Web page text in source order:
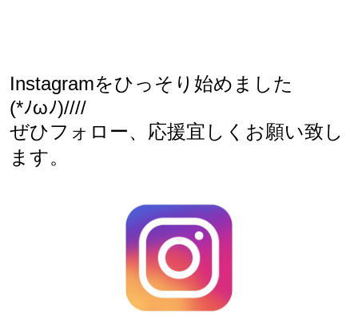
Instagramをひっそり始めました
(*ﾉωﾉ)////
ぜひフォロー、応援宜しくお願い致し
ます。